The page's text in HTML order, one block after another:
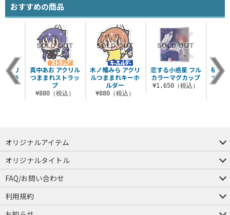
おすすめの商品
木ノ幡みら アクリ
ルつままれキーホ
ルダー
¥880（税込）
恋する小惑星 フル
カラーマグカップ
¥1,650（税込）
桜井
つま
クリ
トラ
真中あお アクリル
つままれストラッ
プ
¥880（税込）
オリジナルアイテム
つままれ
つかまれ
ピョコッテ
オリジナルタイトル
アイテムヤ
ミスカトニック大學購買部
FAQ/お問い合わせ
FAQ
お問い合わせ
利用規約
会員規約・ポイント規約
特定商取引法に関する表示
プライバシーポリシー